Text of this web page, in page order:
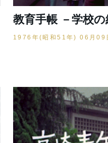
教育手帳 －学校の
1976年(昭和51年) 06月09